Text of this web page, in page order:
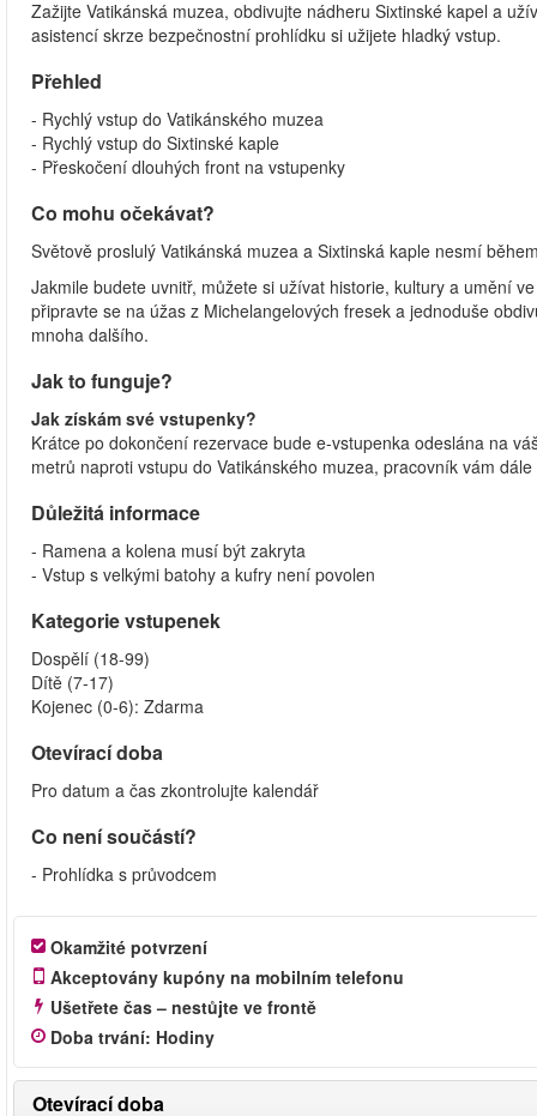
Zažijte Vatikánská muzea, obdivujte nádheru Sixtinské kapel a
asistencí skrze bezpečnostní prohlídku si užijete hladký vstup.
Přehled
- Rychlý vstup do Vatikánského muzea
- Rychlý vstup do Sixtinské kaple
- Přeskočení dlouhých front na vstupenky
Co mohu očekávat?
Světově proslulý Vatikánská muzea a Sixtinská kaple nesmí
Jakmile budete uvnitř, můžete si užívat historie, kultury a umění
připravte se na úžas z Michelangelových fresek a jednoduše
mnoha dalšího.
Jak to funguje?
Jak získám své vstupenky?
Krátce po dokončení rezervace bude e-vstupenka odeslána na
metrů naproti vstupu do Vatikánského muzea, pracovník vám
Důležitá informace
- Ramena a kolena musí být zakryta
- Vstup s velkými batohy a kufry není povolen
Kategorie vstupenek
Dospělí (18-99)
Dítě (7-17)
Kojenec (0-6): Zdarma
Otevírací doba
Pro datum a čas zkontrolujte kalendář
Co není součástí?
- Prohlídka s průvodcem
Okamžité potvrzení
Akceptovány kupóny na mobilním telefonu
Ušetřete čas – nestůjte ve frontě
Doba trvání: Hodiny
Otevírací doba